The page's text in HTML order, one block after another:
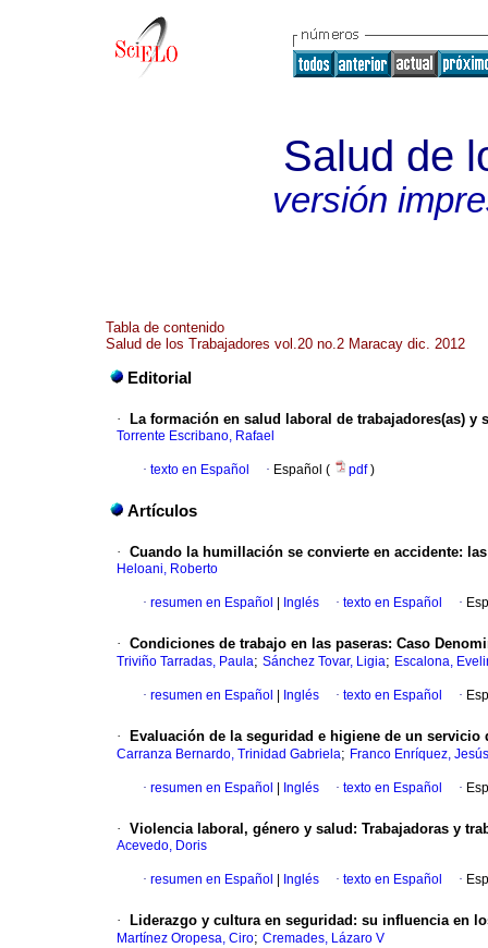
Salud de
versión
Tabla de contenido
Salud de los Trabajadores vol.20 no.2 Maracay dic. 2012
Editorial
· La formación en salud laboral de trabajadores(as) y
Torrente Escribano, Rafael
· texto en Español · Español ( pdf)
Artículos
· Cuando la humillación se convierte en accidente:
Heloani, Roberto
· resumen en Español Inglés · texto en Español ·
· Condiciones de trabajo en las paseras: Caso
Triviño Tarradas, Paula; Sánchez Tovar, Ligia; Escalona,
· resumen en Español Inglés · texto en Español ·
· Evaluación de la seguridad e higiene de un servicio
Carranza Bernardo, Trinidad Gabriela; Franco Enríquez,
· resumen en Español Inglés · texto en Español ·
· Violencia laboral, género y salud : Trabajadoras y
Acevedo, Doris
· resumen en Español Inglés · texto en Español ·
· Liderazgo y cultura en seguridad : su influencia en
Martínez Oropesa, Ciro; Cremades, Lázaro V